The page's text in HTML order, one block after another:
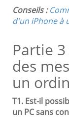
Conseils :
d'un iPhone à
Partie
des
un
T1. Est-il
un PC sans